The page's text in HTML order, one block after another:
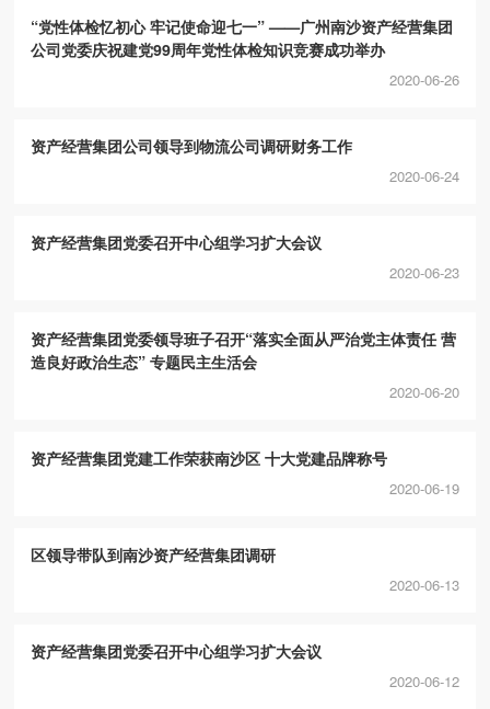
“党性体检忆初心 牢记使命迎七一” ——广州南沙资产经营集团
公司党委庆祝建党99周年党性体检知识竞赛成功举办
2020-06-26
资产经营集团公司领导到物流公司调研财务工作
2020-06-24
资产经营集团党委召开中心组学习扩大会议
2020-06-23
资产经营集团党委领导班子召开“落实全面从严治党主体责任 营
造良好政治生态” 专题民主生活会
2020-06-20
资产经营集团党建工作荣获南沙区 十大党建品牌称号
2020-06-19
区领导带队到南沙资产经营集团调研
2020-06-13
资产经营集团党委召开中心组学习扩大会议
2020-06-12